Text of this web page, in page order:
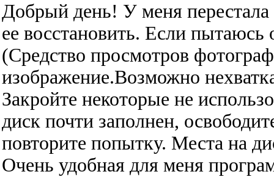
Добрый день! У меня перестала
ее восстановить. Если
(Средство просмотров
изображение.Возможно
Закройте некоторые не
диск почти заполнен,
повторите попытку. Места на
Очень удобная для меня